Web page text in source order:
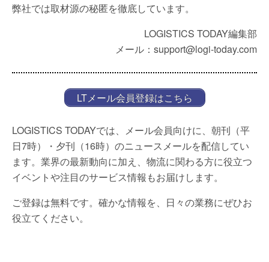
弊社では取材源の秘匿を徹底しています。
LOGISTICS TODAY編集部
メール：support@logi-today.com
LTメール会員登録はこちら
LOGISTICS TODAYでは、メール会員向けに、朝刊（平
日7時）・夕刊（16時）のニュースメールを配信してい
ます。業界の最新動向に加え、物流に関わる方に役立つ
イベントや注目のサービス情報もお届けします。
ご登録は無料です。確かな情報を、日々の業務にぜひお
役立てください。